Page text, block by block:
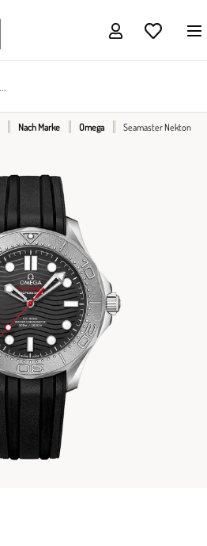
Nach Marke Omega Seamaster Nekton